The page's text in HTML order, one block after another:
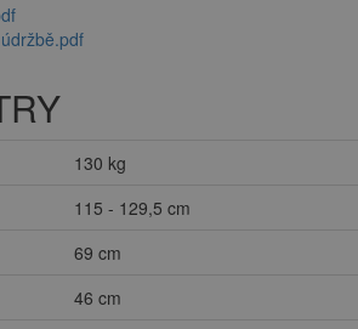
130 kg
115 - 129,5 cm
69 cm
46 cm